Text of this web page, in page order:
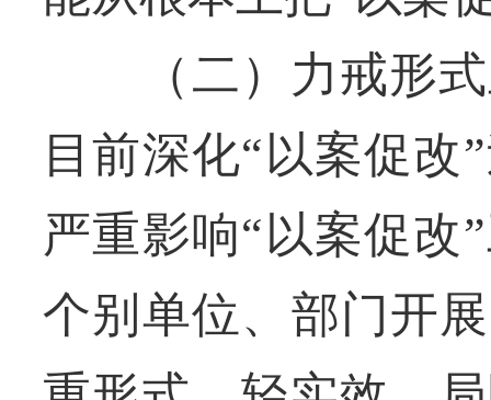
（二）力戒形式
目前深化“以案促改
严重影响“以案促改
个别单位、部门开